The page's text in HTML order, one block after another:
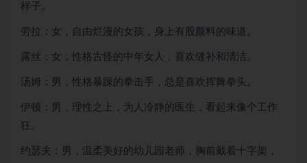
样子。
劳拉：女，自由烂漫的女孩，身上有股颜料的味道。
露丝：女，性格古怪的中年女人，喜欢缝补和清洁。
汤姆：男，性格暴躁的拳击手，总是喜欢挥舞拳头。
伊顿：男，理性之上，为人冷静的医生，看起来像个工作
狂。
约瑟夫：男，温柔美好的幼儿园老师，胸前戴着十字架，